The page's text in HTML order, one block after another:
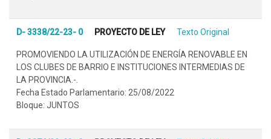
D- 3338/22-23- 0 PROYECTO DE LEY Texto Original
PROMOVIENDO LA UTILIZACIÓN DE ENERGÍA RENOVABLE EN
LOS CLUBES DE BARRIO E INSTITUCIONES INTERMEDIAS DE
LA PROVINCIA.-.
Fecha Estado Parlamentario: 25/08/2022
Bloque: JUNTOS